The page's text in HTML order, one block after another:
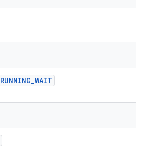
RUNNING_WAIT